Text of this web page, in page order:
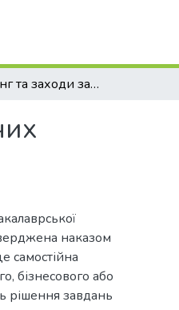
Моніторинг та заходи захисту сої від домінуючих фітопаразитичних нематод
наказом
самостійна
бізнесового або
рішення завдань